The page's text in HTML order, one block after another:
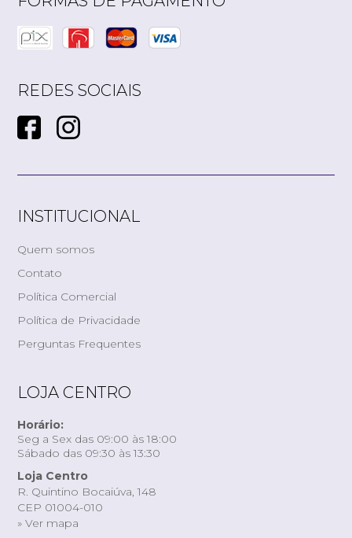
REDES SOCIAIS
INSTITUCIONAL
Quem somos
Contato
Política Comercial
Política de Privacidade
Perguntas Frequentes
LOJA CENTRO
Horário:
Seg a Sex das 09:00 às 18:00
Sábado das 09:30 às 13:30
Loja Centro
R. Quintino Bocaiúva, 148
CEP 01004-010
» Ver mapa